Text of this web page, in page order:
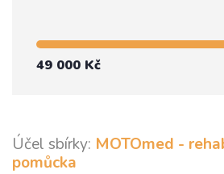
49 000 Kč
Účel sbírky: MOTOmed -
pomůcka